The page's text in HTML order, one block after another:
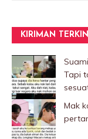
KIRIMAN
Tapi
Mak